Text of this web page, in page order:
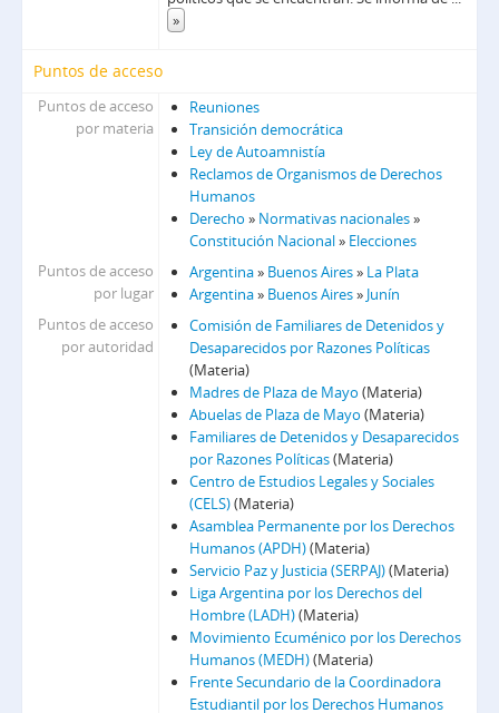
»
Puntos de acceso
Puntos de acceso
por materia
Reuniones
Transición democrática
Ley de Autoamnistía
Reclamos de Organismos de Derechos
Humanos
Derecho » Normativas nacionales»
Constitución Nacional» Elecciones
Puntos de acceso
por lugar
Argentina» Buenos Aires» La Plata
Argentina» Buenos Aires» Junín
Puntos de acceso
por autoridad
Comisión de Familiares de Detenidos y
Desaparecidos por Razones Políticas
(Materia)
Madres de Plaza de Mayo (Materia)
Abuelas de Plaza de Mayo (Materia)
Familiares de Detenidos y Desaparecidos
por Razones Políticas(Materia)
Centro de Estudios Legales y Sociales
(CELS)(Materia)
Asamblea Permanente por los Derechos
Humanos (APDH)(Materia)
Servicio Paz y Justicia (SERPAJ)(Materia)
Liga Argentina por los Derechos del
Hombre (LADH)(Materia)
Movimiento Ecuménico por los Derechos
Humanos (MEDH)(Materia)
Frente Secundario de la Coordinadora
Estudiantil por los Derechos Humanos